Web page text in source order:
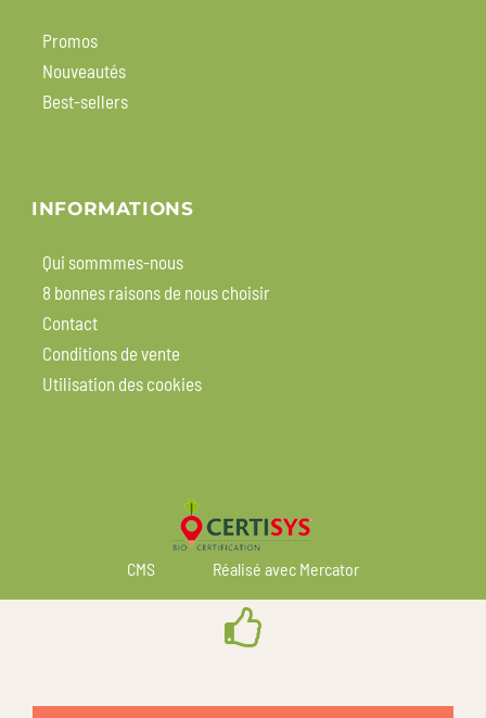
Promos
Nouveautés
Best-sellers
INFORMATIONS
Qui sommmes-nous
8 bonnes raisons de nous choisir
Contact
Conditions de vente
Utilisation des cookies
CMS Réalisé avec Mercator